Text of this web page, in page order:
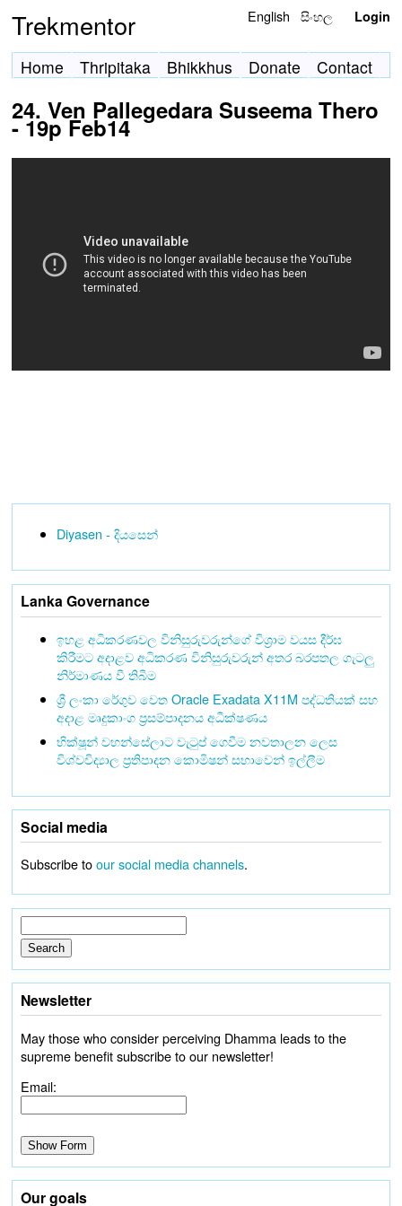
Trekmentor English සිංහල Login
Home Thripitaka Bhikkhus Donate Contact
24. Ven Pallegedara Suseema Thero
- 19p Feb14
Diyasen - දියසෙන්
Lanka Governance
ඉහළ අධිකරණවල විනිසුරුවරුන්ගේ විශ්‍රාම වයස දීර්ඝ
කිරීමට අදාළව අධිකරණ විනිසුරුවරුන් අතර බරපතල ගැටලු
නිර්මාණය වී තිබීම
ශ්‍රී ලංකා රේගුව වෙත Oracle Exadata X11M පද්ධතියක් සහ
අදාළ මෘදුකාංග ප්‍රසම්පාදනය අධීක්ෂණය
භික්ෂූන් වහන්සේලාට වැටුප් ගෙවීම නවතාලන ලෙස
විශ්වවිද්‍යාල ප්‍රතිපාදන කොමිෂන් සභාවෙන් ඉල්ලීම
Social media
Subscribe toour social media channels.
Newsletter
May those who consider perceiving Dhamma leads to the
supreme benefit subscribe to our newsletter!
Email:
Our goals